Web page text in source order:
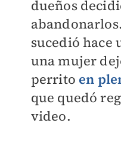
dueños
sucedió hace
una mujer
perrito en
que quedó
video.